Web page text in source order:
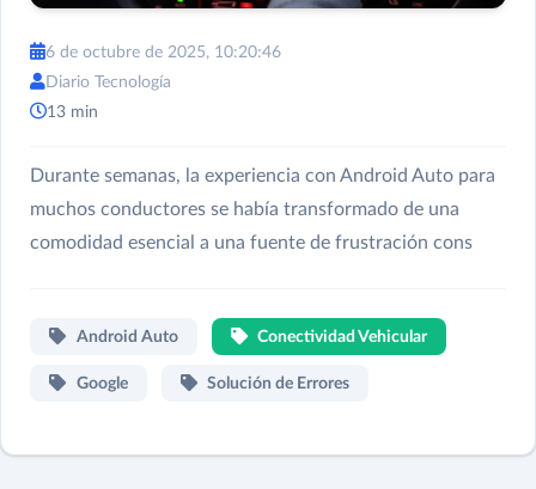
6 de octubre de 2025, 10:20:46
Diario Tecnología
13 min
Durante semanas, la experiencia con Android Auto para
muchos conductores se había transformado de una
comodidad esencial a una fuente de frustración cons
Android Auto Conectividad Vehicular
Google Solución de Errores